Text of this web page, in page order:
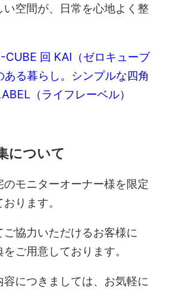
い空間が、日常を心地よく整
CUBE 回 KAI（ゼロキューブ
ある暮らし。シンプルな四角
（ライフレーベル）
について
モニターオーナー様を限定
ります。
ご協力いただけるお客様に
ご用意しております。
につきましては、お気軽に